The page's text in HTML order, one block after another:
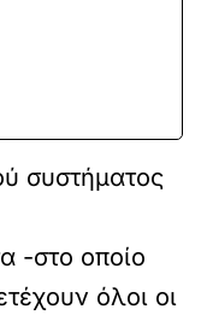
συστήματος
-στο οποίο
όλοι οι